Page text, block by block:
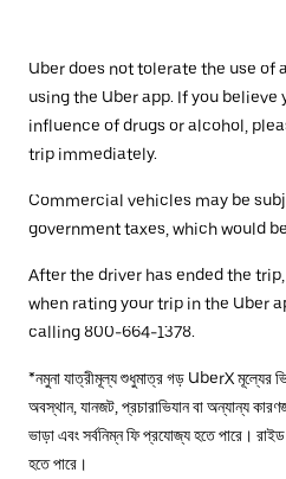
Uber does not tolerate the use of
using the Uber app. If you believe
influence of drugs or alcohol,
trip immediately.
Commercial vehicles may be
government taxes, which would
After the driver has ended the
when rating your trip in the Uber
calling 800-664-1378.
*নমুনা যাত্রীমূল্য শুধুমাত্র গড় UberX মূল্যের
অবস্থান, যানজট, প্রচারাভিযান বা অন্যান্য
ভাড়া এবং সর্বনিম্ন ফি প্রযোজ্য হতে পারে।
হতে পারে।